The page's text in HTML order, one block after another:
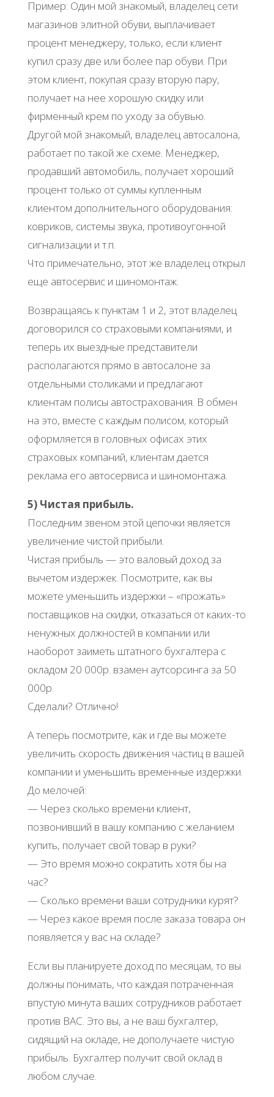
Пример: Один мой знакомый, владелец сети
магазинов элитной обуви, выплачивает
процент менеджеру, только, если клиент
купил сразу две или более пар обуви. При
этом клиент, покупая сразу вторую пару,
получает на нее хорошую скидку или
фирменный крем по уходу за обувью.
Другой мой знакомый, владелец автосалона,
работает по такой же схеме. Менеджер,
продавший автомобиль, получает хороший
процент только от суммы купленным
клиентом дополнительного оборудования:
ковриков, системы звука, противоугонной
сигнализации и т.п.
Что примечательно, этот же владелец открыл
еще автосервис и шиномонтаж.
Возвращаясь к пунктам 1 и 2, этот владелец
договорился со страховыми компаниями, и
теперь их выездные представители
располагаются прямо в автосалоне за
отдельными столиками и предлагают
клиентам полисы автострахования. В обмен
на это, вместе с каждым полисом, который
оформляется в головных офисах этих
страховых компаний, клиентам дается
реклама его автосервиса и шиномонтажа.
5) Чистая прибыль.
Последним звеном этой цепочки является
увеличение чистой прибыли.
Чистая прибыль — это валовый доход за
вычетом издержек. Посмотрите, как вы
можете уменьшить издержки – «прожать»
поставщиков на скидки, отказаться от каких-то
ненужных должностей в компании или
наоборот заиметь штатного бухгалтера с
окладом 20 000р. взамен аутсорсинга за 50
000р.
Сделали? Отлично!
А теперь посмотрите, как и где вы можете
увеличить скорость движения частиц в вашей
компании и уменьшить временные издержки.
До мелочей:
— Через сколько времени клиент,
позвонивший в вашу компанию с желанием
купить, получает свой товар в руки?
— Это время можно сократить хотя бы на
час?
— Сколько времени ваши сотрудники курят?
— Через какое время после заказа товара он
появляется у вас на складе?
Если вы планируете доход по месяцам, то вы
должны понимать, что каждая потраченная
впустую минута ваших сотрудников работает
против ВАС. Это вы, а не ваш бухгалтер,
сидящий на окладе, не дополучаете чистую
прибыль. Бухгалтер получит свой оклад в
любом случае.